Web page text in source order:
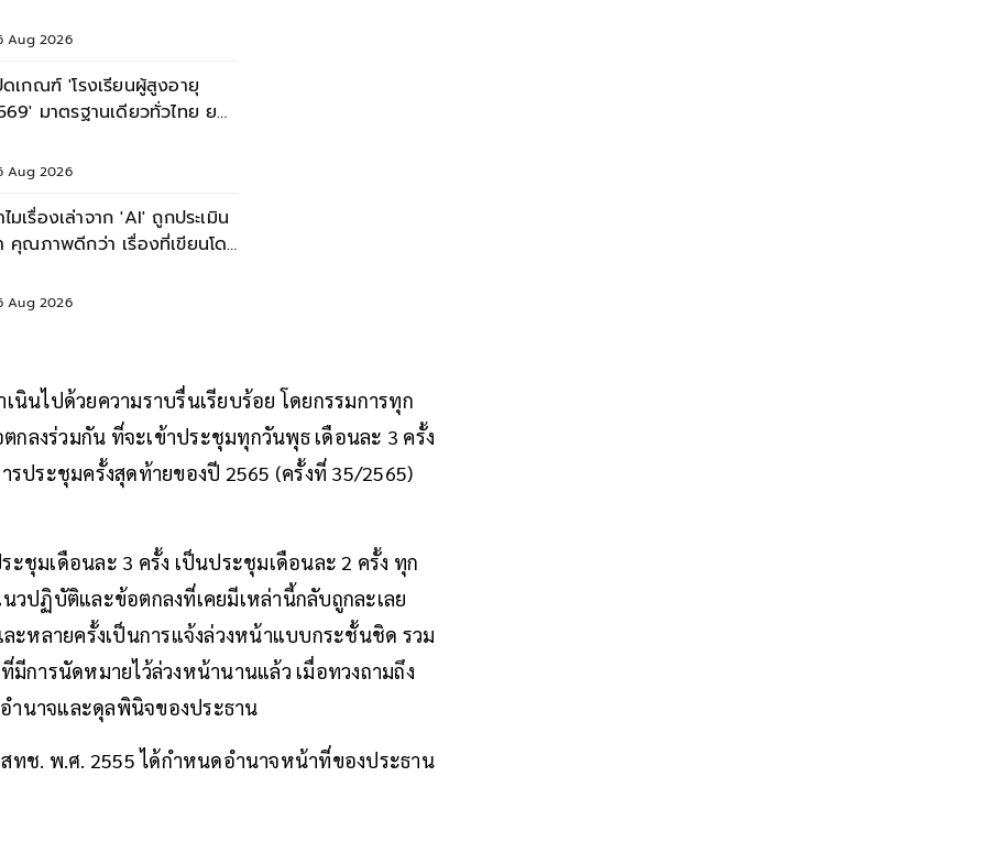
Aug 2026
ดเกณฑ์ 'โรงเรียนผู้สูงอายุ
มาตรฐานเดียวทั่วไทย ยก
Aug 2026
ไมเรื่องเล่าจาก 'AI' ถูกประเมิน
คุณภาพดีกว่า เรื่องที่เขียนโดย
Aug 2026
นไปด้วยความราบรื่นเรียบร้อย โดยกรรมการทุก
ลงร่วมกัน ที่จะเข้าประชุมทุกวันพุธ เดือนละ 3 ครั้ง
ประชุมครั้งสุดท้ายของปี 2565 (ครั้งที่ 35/2565)
ชุมเดือนละ 3 ครั้ง เป็นประชุมเดือนละ 2 ครั้ง ทุก
วปฏิบัติและข้อตกลงที่เคยมีเหล่านี้กลับถูกละเลย
ะหลายครั้งเป็นการแจ้งล่วงหน้าแบบกระชั้นชิด รวม
การนัดหมายไว้ล่วงหน้านานแล้ว เมื่อทวงถามถึง
ำนาจและดุลพินิจของประธาน
ทช. พ.ศ. 2555 ได้กำหนดอำนาจหน้าที่ของประธาน